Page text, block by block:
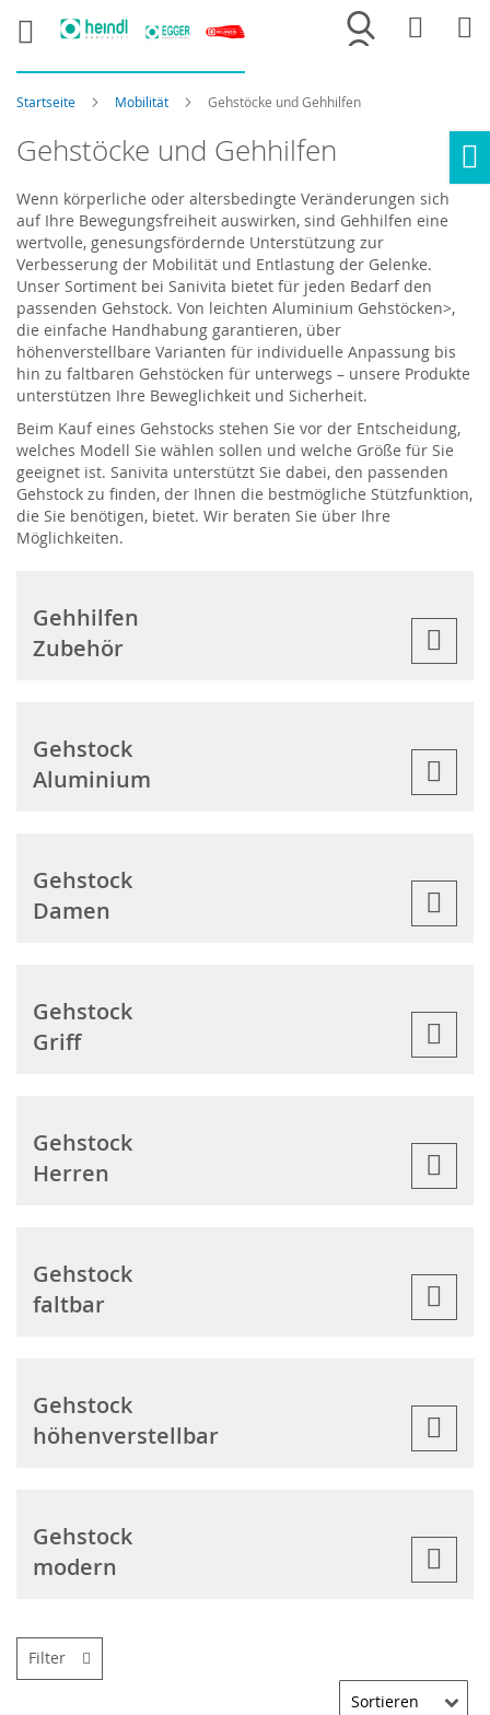
Merkliste
Startseite Mobilität Gehstöcke und Gehhilfen
Gehstöcke und Gehhilfen
Wenn körperliche oder altersbedingte Veränderungen sich
auf Ihre Bewegungsfreiheit auswirken, sind Gehhilfen eine
wertvolle, genesungsfördernde Unterstützung zur
Verbesserung der Mobilität und Entlastung der Gelenke.
Unser Sortiment bei Sanivita bietet für jeden Bedarf den
passenden Gehstock. Von leichten Aluminium Gehstöcken>,
die einfache Handhabung garantieren, über
höhenverstellbare Varianten für individuelle Anpassung bis
hin zu faltbaren Gehstöcken für unterwegs – unsere Produkte
unterstützen Ihre Beweglichkeit und Sicherheit.
Beim Kauf eines Gehstocks stehen Sie vor der Entscheidung,
welches Modell Sie wählen sollen und welche Größe für Sie
geeignet ist. Sanivita unterstützt Sie dabei, den passenden
Gehstock zu finden, der Ihnen die bestmögliche Stützfunktion,
die Sie benötigen, bietet. Wir beraten Sie über Ihre
Möglichkeiten.
Gehhilfen
Zubehör
Gehstock
Aluminium
Gehstock
Damen
Gehstock
Griff
Gehstock
Herren
Gehstock
faltbar
Gehstock
höhenverstellbar
Gehstock
modern
Filter